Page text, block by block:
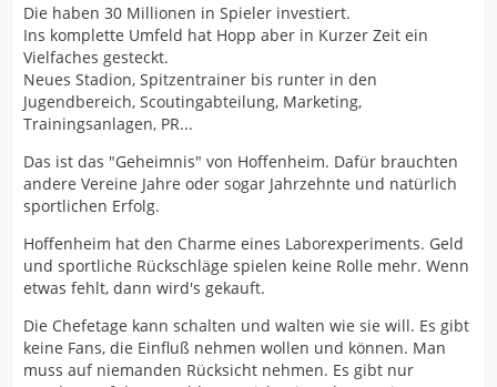
Die haben 30 Millionen in Spieler investiert.
Ins komplette Umfeld hat Hopp aber in Kurzer Zeit ein
Vielfaches gesteckt.
Neues Stadion, Spitzentrainer bis runter in den
Jugendbereich, Scoutingabteilung, Marketing,
Trainingsanlagen, PR...
Das ist das "Geheimnis" von Hoffenheim. Dafür brauchten
andere Vereine Jahre oder sogar Jahrzehnte und natürlich
sportlichen Erfolg.
Hoffenheim hat den Charme eines Laborexperiments. Geld
und sportliche Rückschläge spielen keine Rolle mehr. Wenn
etwas fehlt, dann wird's gekauft.
Die Chefetage kann schalten und walten wie sie will. Es gibt
keine Fans, die Einfluß nehmen wollen und können. Man
muss auf niemanden Rücksicht nehmen. Es gibt nur